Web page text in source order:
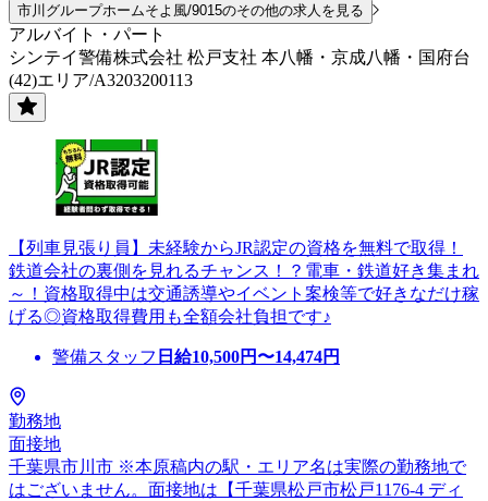
市川グループホームそよ風/9015のその他の求人を見る
アルバイト・パート
シンテイ警備株式会社 松戸支社 本八幡・京成八幡・国府台
(42)エリア/A3203200113
【列車見張り員】未経験からJR認定の資格を無料で取得！
鉄道会社の裏側を見れるチャンス！？電車・鉄道好き集まれ
～！資格取得中は交通誘導やイベント案検等で好きなだけ稼
げる◎資格取得費用も全額会社負担です♪
警備スタッフ 日給10,500円〜14,474円
勤務地
面接地
千葉県市川市 ※本原稿内の駅・エリア名は実際の勤務地で
はございません。面接地は【千葉県松戸市松戸1176-4 ディ